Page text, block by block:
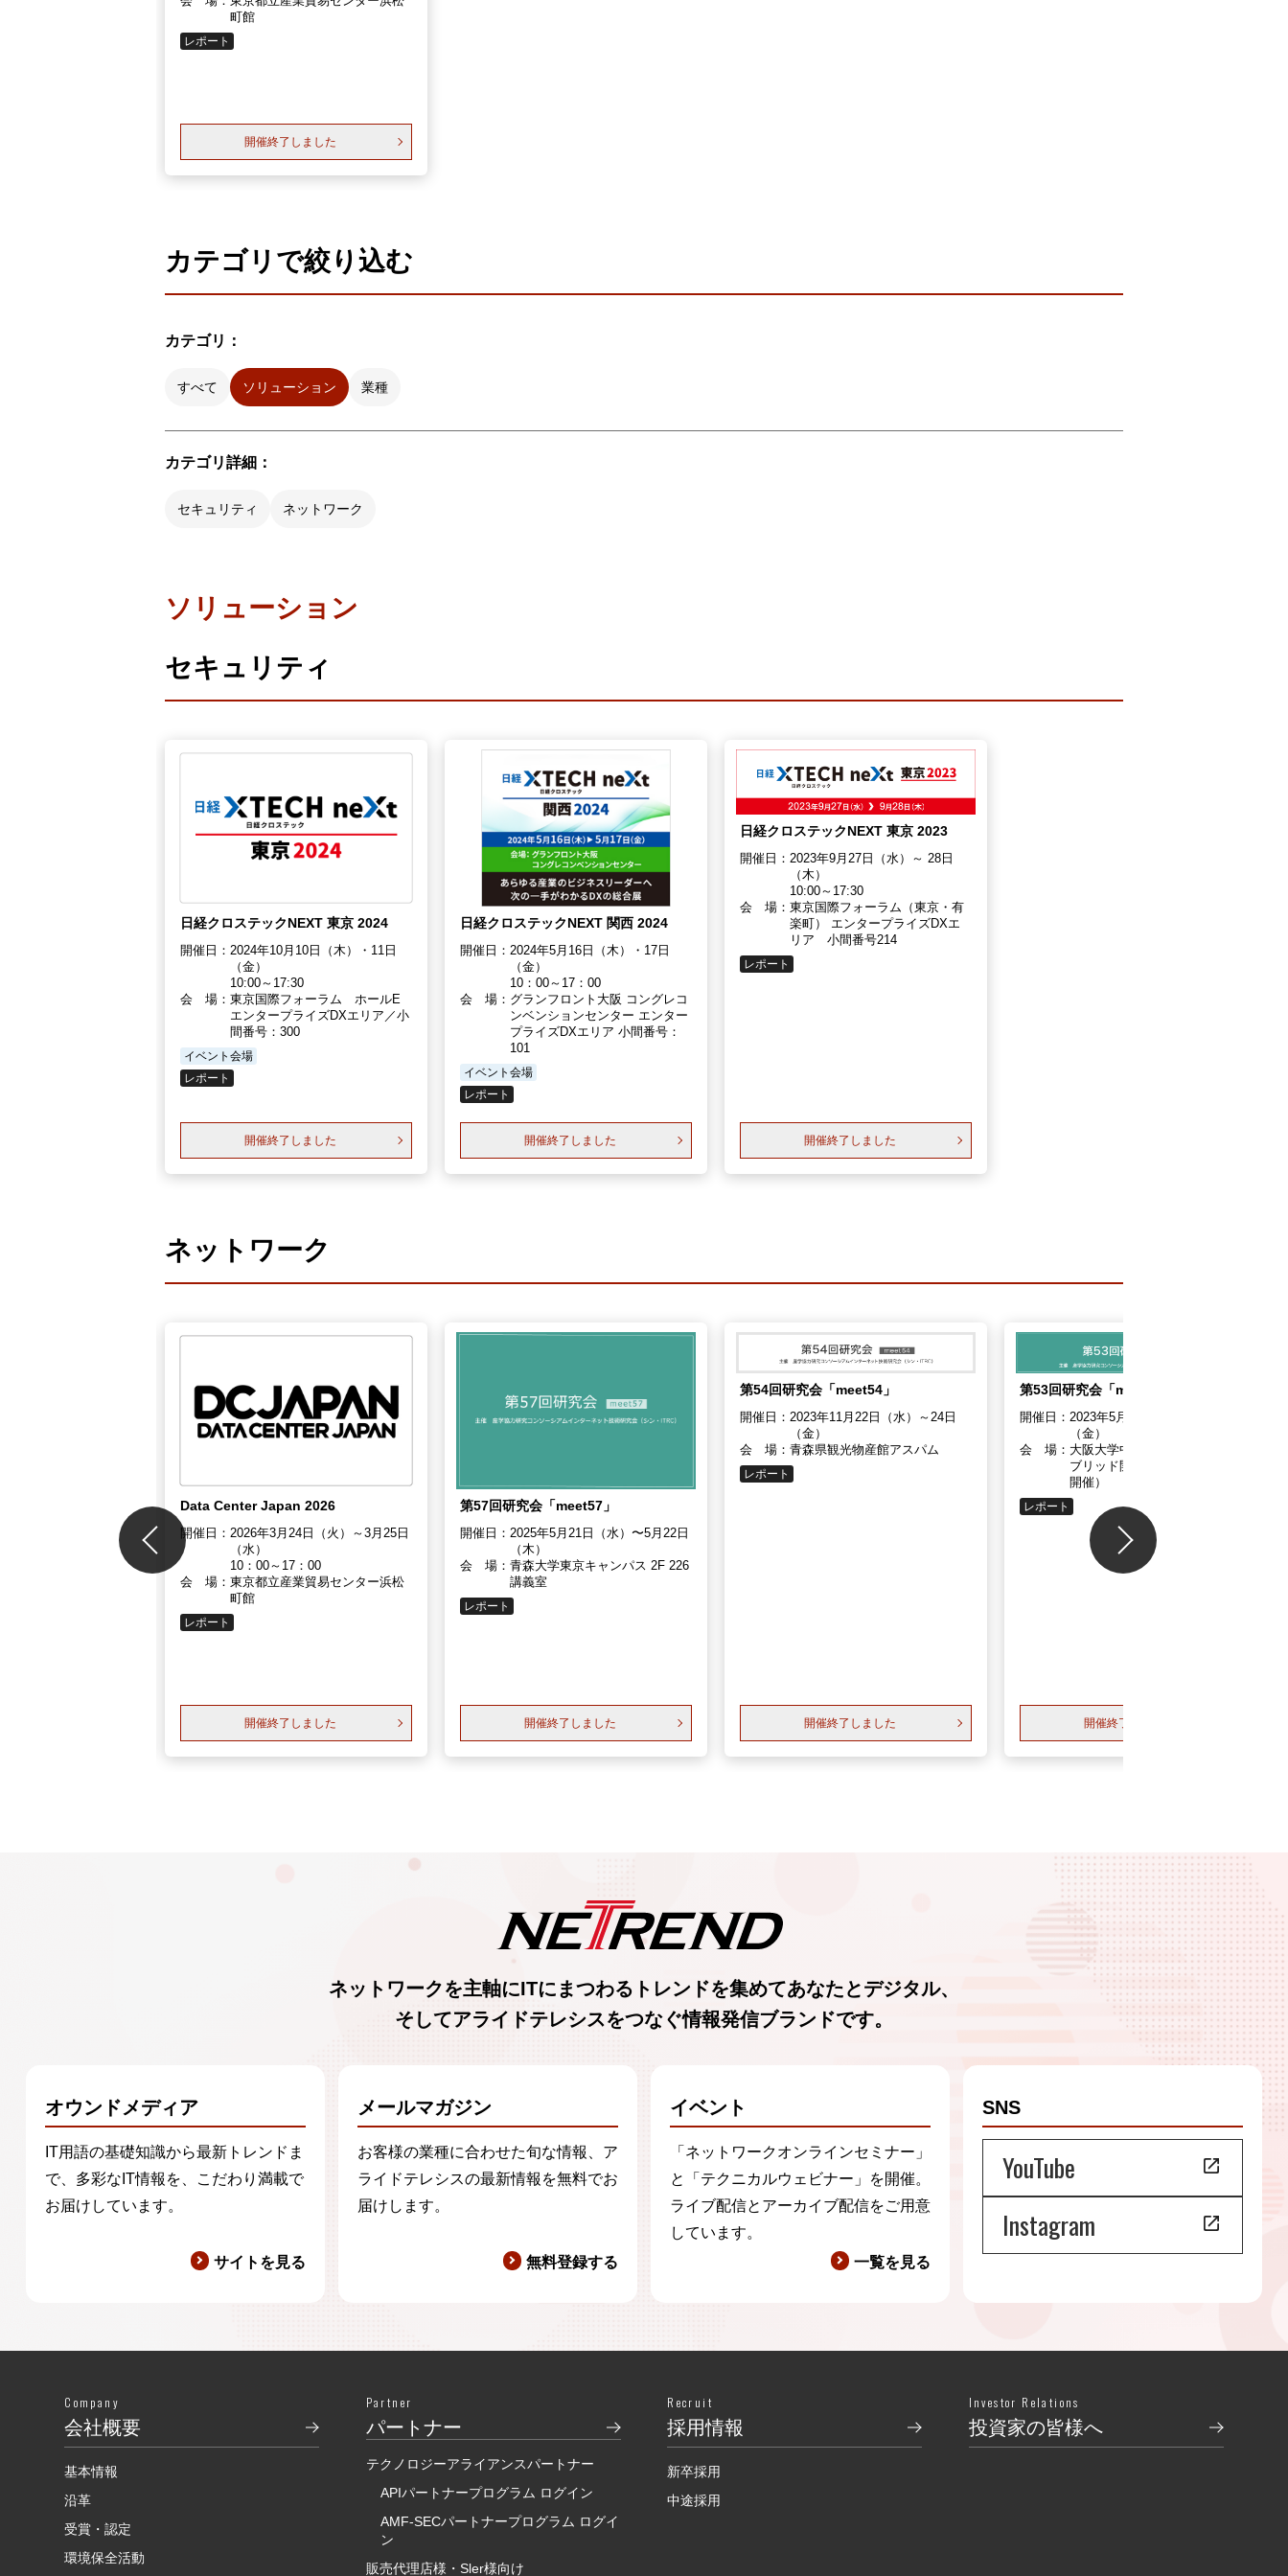
町館
レポート
開催終了しました
カテゴリで絞り込む
カテゴリ：
すべて ソリューション 業種
カテゴリ詳細：
セキュリティ ネットワーク
ソリューション
セキュリティ
日経クロステックNEXT 東京 2024
開催日： 2024年10月10日（木）・11日
（金）
10:00～17:30
会 場： 東京国際フォーラム ホールE
エンタープライズDXエリア／小
間番号：300
イベント会場
レポート
開催終了しました
日経クロステックNEXT 関西 2024
開催日： 2024年5月16日（木）・17日
（金）
10：00～17：00
会 場： グランフロント大阪 コングレコ
ンベンションセンター エンター
プライズDXエリア 小間番号：
101
イベント会場
レポート
開催終了しました
日経クロステックNEXT 東京 2023
開催日： 2023年9月27日（水）～ 28日
（木）
10:00～17:30
会 場： 東京国際フォーラム（東京・有
楽町） エンタープライズDXエ
リア 小間番号214
レポート
開催終了しました
ネットワーク
Data Center Japan 2026
開催日： 2026年3月24日（火）～3月25日
（水）
10：00～17：00
会 場： 東京都立産業貿易センター浜松
町館
レポート
開催終了しました
第57回研究会「meet57」
開催日： 2025年5月21日（水）〜5月22日
（木）
会 場： 青森大学東京キャンパス 2F 226
講義室
レポート
開催終了しました
第54回研究会「meet54」
開催日： 2023年11月22日（水）～24日
（金）
会 場： 青森県観光物産館アスパム
レポート
開催終了しました
第53回研究会「meet53」
開催日： 2023年5月18日（木）～5月19日
（金）
会 場： 大阪大学中之島センター／ハイ
ブリッド開催（現地開催＋Zoom
開催）
レポート
開催終了しました
ネットワークを主軸にITにまつわるトレンドを集めてあなたとデジタル、
そしてアライドテレシスをつなぐ情報発信ブランドです。
オウンドメディア
IT用語の基礎知識から最新トレンドま
で、多彩なIT情報を、こだわり満載で
お届けしています。
サイトを見る
メールマガジン
お客様の業種に合わせた旬な情報、ア
ライドテレシスの最新情報を無料でお
届けします。
無料登録する
イベント
「ネットワークオンラインセミナー」
と「テクニカルウェビナー」を開催。
ライブ配信とアーカイブ配信をご用意
しています。
一覧を見る
SNS
YouTube
Instagram
Company
会社概要
基本情報
沿革
受賞・認定
環境保全活動
Partner
パートナー
テクノロジーアライアンスパートナー
APIパートナープログラム ログイン
AMF-SECパートナープログラム ログイ
ン
販売代理店様・Sler様向け
Recruit
採用情報
新卒採用
中途採用
Investor Relations
投資家の皆様へ